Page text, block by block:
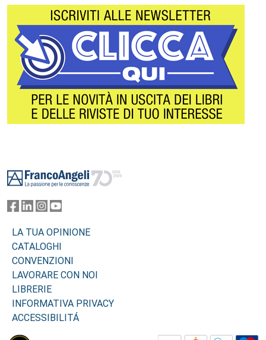
LA TUA OPINIONE
CATALOGHI
CONVENZIONI
LAVORARE CON NOI
LIBRERIE
INFORMATIVA PRIVACY
ACCESSIBILITÁ